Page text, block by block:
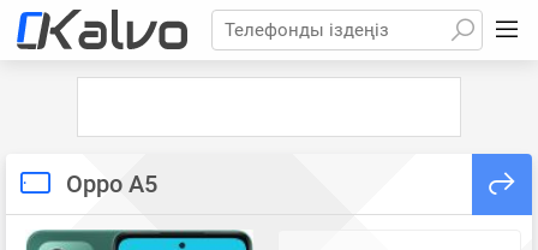
Телефонды іздеңіз
Oppo A5